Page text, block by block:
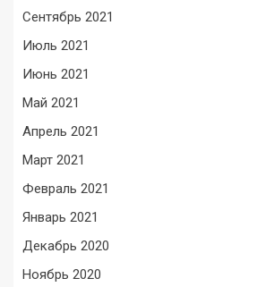
Сентябрь 2021
Июль 2021
Июнь 2021
Май 2021
Апрель 2021
Март 2021
Февраль 2021
Январь 2021
Декабрь 2020
Ноябрь 2020